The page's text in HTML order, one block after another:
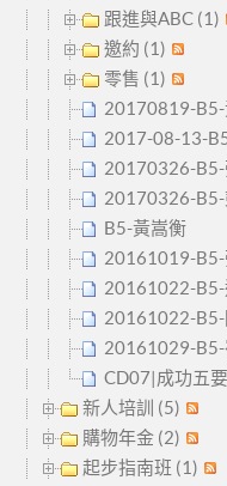
跟進與ABC (1)
邀約 (1)
零售 (1)
20170819-B5-
2017-08-13-
20170326-B5-
20170326-B5-
B5-黃嵩衡
20161019-B5-
20161022-B5-
20161022-B5-
20161029-B5-
CD07|成功五
新人培訓 (5)
購物年金 (2)
起步指南班 (1)